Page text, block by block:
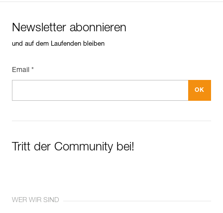
Newsletter abonnieren
und auf dem Laufenden bleiben
Email *
Tritt der Community bei!
WER WIR SIND